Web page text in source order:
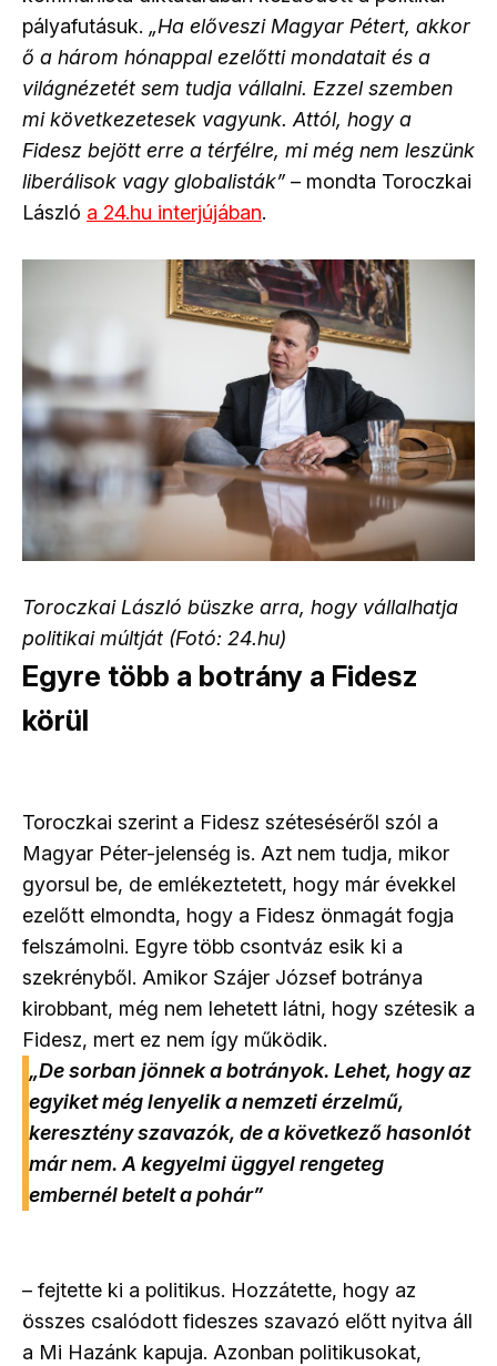
pályafutásuk. „Ha előveszi Magyar Pétert, akkor
ő a három hónappal ezelőtti mondatait és a
világnézetét sem tudja vállalni. Ezzel szemben
mi következetesek vagyunk. Attól, hogy a
Fidesz bejött erre a térfélre, mi még nem leszünk
liberálisok vagy globalisták” – mondta Toroczkai
László a 24.hu interjújában.
Toroczkai László büszke arra, hogy vállalhatja
politikai múltját (Fotó: 24.hu)
Egyre több a botrány a Fidesz
körül
Toroczkai szerint a Fidesz széteséséről szól a
Magyar Péter-jelenség is. Azt nem tudja, mikor
gyorsul be, de emlékeztetett, hogy már évekkel
ezelőtt elmondta, hogy a Fidesz önmagát fogja
felszámolni. Egyre több csontváz esik ki a
szekrényből. Amikor Szájer József botránya
kirobbant, még nem lehetett látni, hogy szétesik a
Fidesz, mert ez nem így működik.
„De sorban jönnek a botrányok. Lehet, hogy az
egyiket még lenyelik a nemzeti érzelmű,
keresztény szavazók, de a következő hasonlót
már nem. A kegyelmi üggyel rengeteg
embernél betelt a pohár”
– fejtette ki a politikus. Hozzátette, hogy az
összes csalódott fideszes szavazó előtt nyitva áll
a Mi Hazánk kapuja. Azonban politikusokat,